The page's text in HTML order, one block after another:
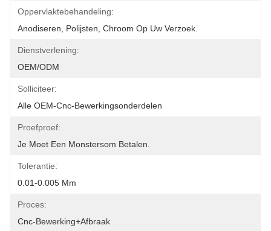
Oppervlaktebehandeling:
Anodiseren, Polijsten, Chroom Op Uw Verzoek.
Dienstverlening:
OEM/ODM
Solliciteer:
Alle OEM-Cnc-Bewerkingsonderdelen
Proefproef:
Je Moet Een Monstersom Betalen.
Tolerantie:
0.01-0.005 Mm
Proces:
Cnc-Bewerking+afbraak